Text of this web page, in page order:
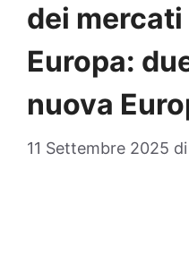
dei mercati
Europa:
nuova
11 Settembre 2025 di